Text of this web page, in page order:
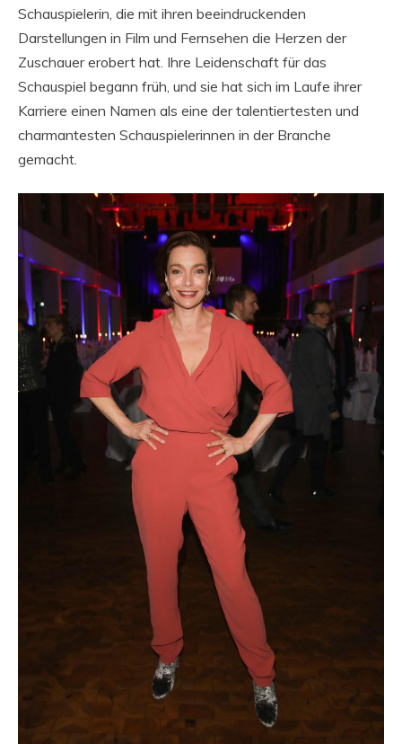
Schauspielerin, die mit ihren beeindruckenden
Darstellungen in Film und Fernsehen die Herzen der
Zuschauer erobert hat. Ihre Leidenschaft für das
Schauspiel begann früh, und sie hat sich im Laufe ihrer
Karriere einen Namen als eine der talentiertesten und
charmantesten Schauspielerinnen in der Branche
gemacht.